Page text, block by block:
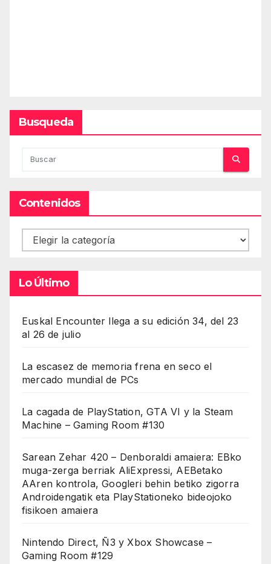
Busqueda
Contenidos
Contenidos
Lo Último
Euskal Encounter llega a su edición 34, del 23
al 26 de julio
La escasez de memoria frena en seco el
mercado mundial de PCs
La cagada de PlayStation, GTA VI y la Steam
Machine – Gaming Room #130
Sarean Zehar 420 – Denboraldi amaiera: EBko
muga-zerga berriak AliExpressi, AEBetako
AAren kontrola, Googleri behin betiko zigorra
Androidengatik eta PlayStationeko bideojoko
fisikoen amaiera
Nintendo Direct, Ñ3 y Xbox Showcase –
Gaming Room #129